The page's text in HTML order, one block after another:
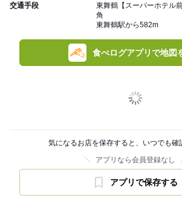
交通手段
東舞鶴【スーパーホテル
角
東舞鶴駅から582m
食べログアプリで地図
気になるお店を保存すると、いつでも確
アプリなら会員登録なし
アプリで保存する